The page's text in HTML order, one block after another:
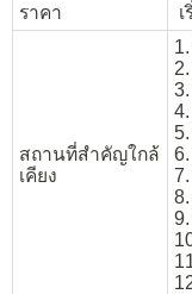
ราคา
สถานที่สำคัญใกล้
เคียง